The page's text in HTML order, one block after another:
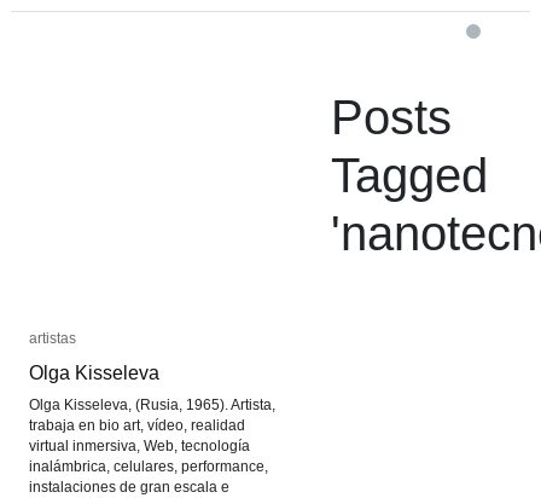
Posts
Tagged
'
artistas
Olga Kisseleva
Olga Kisseleva, (Rusia, 1965). Artista,
trabaja en bio art, vídeo, realidad
virtual inmersiva, Web, tecnología
inalámbrica, celulares, performance,
instalaciones de gran escala e
artistas
Olga Kisseleva